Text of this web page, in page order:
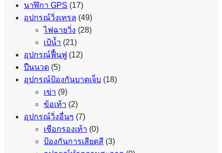
นาฬิกา GPS (17)
อุปกรณ์วิ่งเทรล (49)
ไฟฉายวิ่ง (28)
เป้น้ำ (21)
อุปกรณ์ฟื้นฟู (12)
ปืนนวด (5)
อุปกรณ์ป้องกันบาดเจ็บ (18)
เข่า (9)
ข้อเท้า (2)
อุปกรณ์วิ่งอื่นๆ (7)
เชือกรองเท้า (0)
ป้องกันการเสียดสี (3)